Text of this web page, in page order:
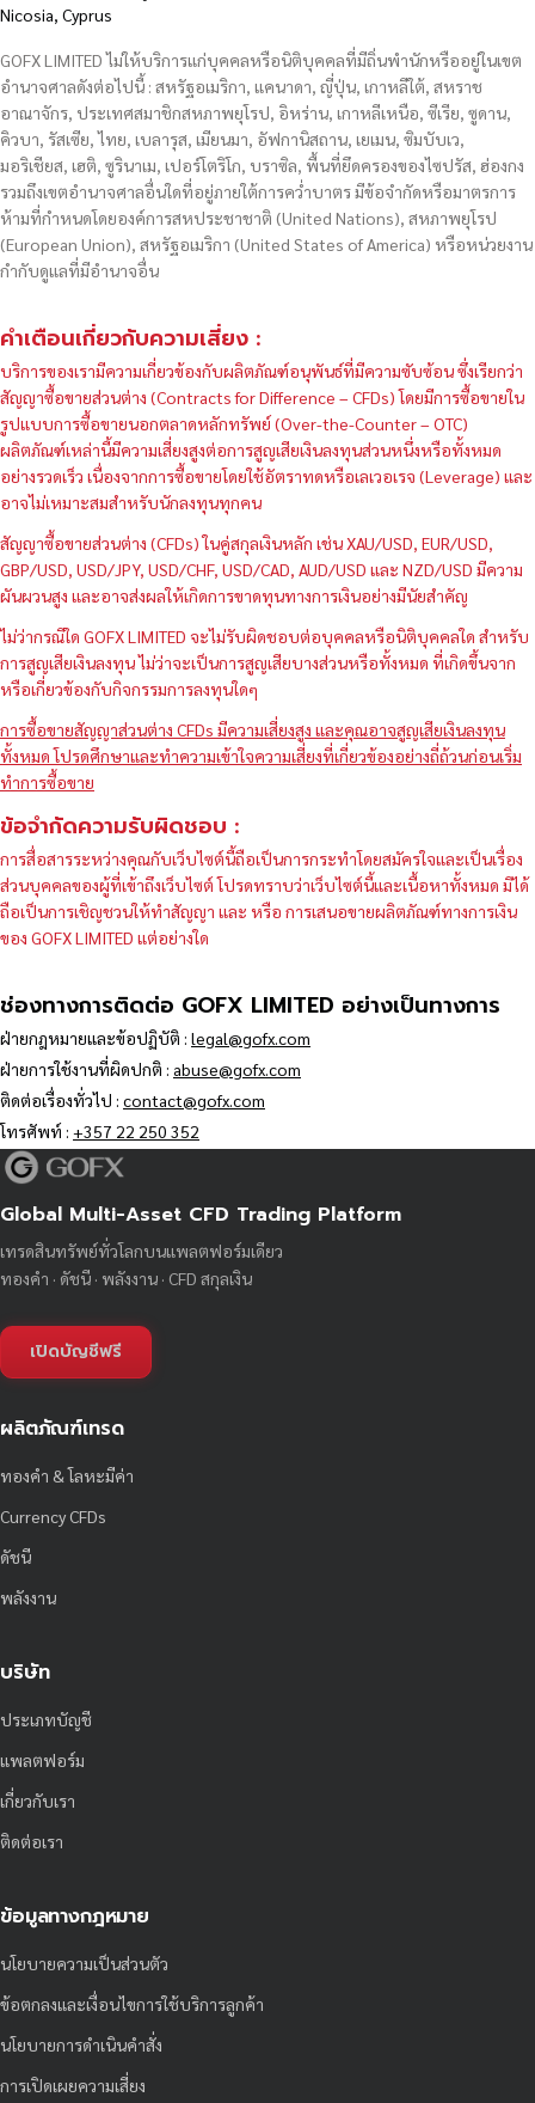
Nicosia, Cyprus
GOFX LIMITED ไม่ให้บริการแก่บุคคลหรือนิติบุคคลที่มีถิ่นพำนักหรืออยู่ในเขต
อำนาจศาลดังต่อไปนี้ : สหรัฐอเมริกา, แคนาดา, ญี่ปุ่น, เกาหลีใต้, สหราช
อาณาจักร, ประเทศสมาชิกสหภาพยุโรป, อิหร่าน, เกาหลีเหนือ, ซีเรีย, ซูดาน,
คิวบา, รัสเซีย, ไทย, เบลารุส, เมียนมา, อัฟกานิสถาน, เยเมน, ซิมบับเว,
มอริเชียส, เฮติ, ซูรินาเม, เปอร์โตริโก, บราซิล, พื้นที่ยึดครองของไซปรัส, ฮ่องกง
รวมถึงเขตอำนาจศาลอื่นใดที่อยู่ภายใต้การคว่ำบาตร มีข้อจำกัดหรือมาตรการ
ห้ามที่กำหนดโดยองค์การสหประชาชาติ (United Nations), สหภาพยุโรป
(European Union), สหรัฐอเมริกา (United States of America) หรือหน่วยงาน
กำกับดูแลที่มีอำนาจอื่น
คำเตือนเกี่ยวกับความเสี่ยง :
บริการของเรามีความเกี่ยวข้องกับผลิตภัณฑ์อนุพันธ์ที่มีความซับซ้อน ซึ่งเรียกว่า
สัญญาซื้อขายส่วนต่าง (Contracts for Difference – CFDs) โดยมีการซื้อขายใน
รูปแบบการซื้อขายนอกตลาดหลักทรัพย์ (Over-the-Counter – OTC)
ผลิตภัณฑ์เหล่านี้มีความเสี่ยงสูงต่อการสูญเสียเงินลงทุนส่วนหนึ่งหรือทั้งหมด
อย่างรวดเร็ว เนื่องจากการซื้อขายโดยใช้อัตราทดหรือเลเวอเรจ (Leverage) และ
อาจไม่เหมาะสมสำหรับนักลงทุนทุกคน
สัญญาซื้อขายส่วนต่าง (CFDs) ในคู่สกุลเงินหลัก เช่น XAU/USD, EUR/USD,
GBP/USD, USD/JPY, USD/CHF, USD/CAD, AUD/USD และ NZD/USD มีความ
ผันผวนสูง และอาจส่งผลให้เกิดการขาดทุนทางการเงินอย่างมีนัยสำคัญ
ไม่ว่ากรณีใด GOFX LIMITED จะไม่รับผิดชอบต่อบุคคลหรือนิติบุคคลใด สำหรับ
การสูญเสียเงินลงทุน ไม่ว่าจะเป็นการสูญเสียบางส่วนหรือทั้งหมด ที่เกิดขึ้นจาก
หรือเกี่ยวข้องกับกิจกรรมการลงทุนใดๆ
การซื้อขายสัญญาส่วนต่าง CFDs มีความเสี่ยงสูง และคุณอาจสูญเสียเงินลงทุน
ทั้งหมด โปรดศึกษาและทำความเข้าใจความเสี่ยงที่เกี่ยวข้องอย่างถี่ถ้วนก่อนเริ่ม
ทำการซื้อขาย
ข้อจำกัดความรับผิดชอบ :
การสื่อสารระหว่างคุณกับเว็บไซต์นี้ถือเป็นการกระทำโดยสมัครใจและเป็นเรื่อง
ส่วนบุคคลของผู้ที่เข้าถึงเว็บไซต์ โปรดทราบว่าเว็บไซต์นี้และเนื้อหาทั้งหมด มิได้
ถือเป็นการเชิญชวนให้ทำสัญญา และ หรือ การเสนอขายผลิตภัณฑ์ทางการเงิน
ของ GOFX LIMITED แต่อย่างใด
ช่องทางการติดต่อ GOFX LIMITED อย่างเป็นทางการ
ฝ่ายกฎหมายและข้อปฏิบัติ : legal@gofx.com
ฝ่ายการใช้งานที่ผิดปกติ : abuse@gofx.com
ติดต่อเรื่องทั่วไป : contact@gofx.com
โทรศัพท์ : +357 22 250 352
Global Multi-Asset CFD Trading Platform
เทรดสินทรัพย์ทั่วโลกบนแพลตฟอร์มเดียว
ทองคำ · ดัชนี · พลังงาน · CFD สกุลเงิน
เปิดบัญชีฟรี
ผลิตภัณฑ์เทรด
ทองคำ & โลหะมีค่า
Currency CFDs
ดัชนี
พลังงาน
บริษัท
ประเภทบัญชี
แพลตฟอร์ม
เกี่ยวกับเรา
ติดต่อเรา
ข้อมูลทางกฎหมาย
นโยบายความเป็นส่วนตัว
ข้อตกลงและเงื่อนไขการใช้บริการลูกค้า
นโยบายการดำเนินคำสั่ง
การเปิดเผยความเสี่ยง